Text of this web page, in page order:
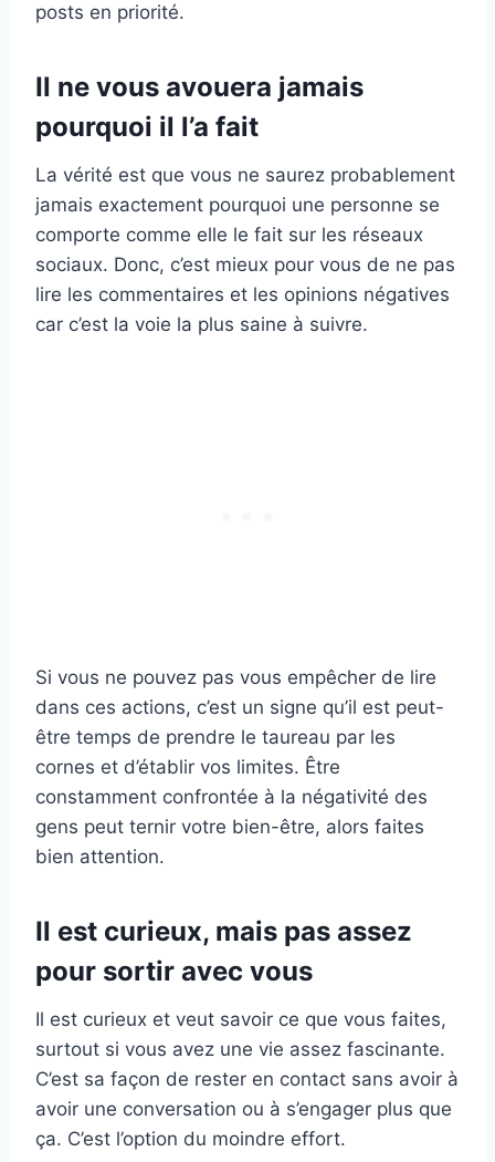
posts en priorité.
Il ne vous avouera jamais
pourquoi il l’a fait
La vérité est que vous ne saurez probablement
jamais exactement pourquoi une personne se
comporte comme elle le fait sur les réseaux
sociaux. Donc, c’est mieux pour vous de ne pas
lire les commentaires et les opinions négatives
car c’est la voie la plus saine à suivre.
Si vous ne pouvez pas vous empêcher de lire
dans ces actions, c’est un signe qu’il est peut-
être temps de prendre le taureau par les
cornes et d’établir vos limites. Être
constamment confrontée à la négativité des
gens peut ternir votre bien-être, alors faites
bien attention.
Il est curieux, mais pas assez
pour sortir avec vous
Il est curieux et veut savoir ce que vous faites,
surtout si vous avez une vie assez fascinante.
C’est sa façon de rester en contact sans avoir à
avoir une conversation ou à s’engager plus que
ça. C’est l’option du moindre effort.